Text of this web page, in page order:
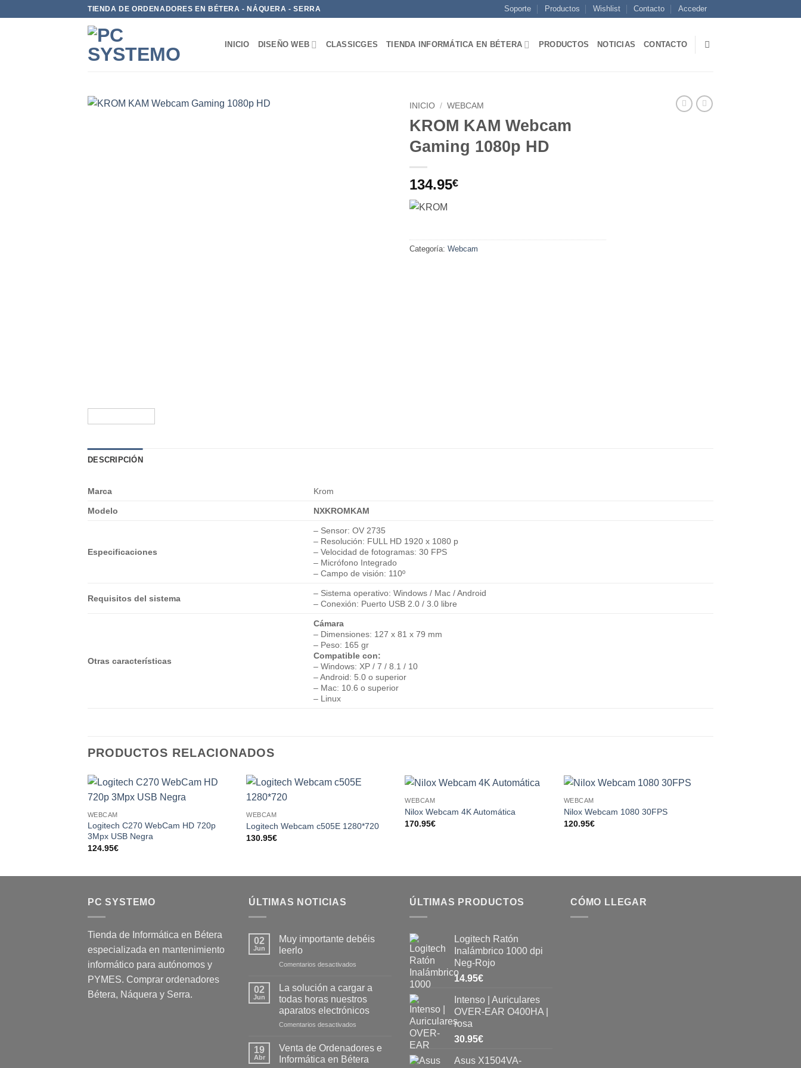
TIENDA DE ORDENADORES EN BÉTERA - NÁQUERA - SERRA Soporte Productos Wishlist Contacto Acceder
INICIO DISEÑO WEB CLASSICGES TIENDA INFORMÁTICA EN BÉTERA PRODUCTOS NOTICIAS CONTACTO
INICIO / WEBCAM
KROM KAM Webcam
Gaming 1080p HD
134.95€
Categoría: Webcam
DESCRIPCIÓN
Marca Krom
Modelo NXKROMKAM
Especificaciones
– Sensor: OV 2735
– Resolución: FULL HD 1920 x 1080 p
– Velocidad de fotogramas: 30 FPS
– Micrófono Integrado
– Campo de visión: 110º
Requisitos del sistema
– Sistema operativo: Windows / Mac / Android
– Conexión: Puerto USB 2.0 / 3.0 libre
Otras características
Cámara
– Dimensiones: 127 x 81 x 79 mm
– Peso: 165 gr
Compatible con:
– Windows: XP / 7 / 8.1 / 10
– Android: 5.0 o superior
– Mac: 10.6 o superior
– Linux
PRODUCTOS RELACIONADOS
WEBCAM
Logitech C270 WebCam HD 720p
3Mpx USB Negra
124.95€
WEBCAM
Logitech Webcam c505E 1280*720
130.95€
WEBCAM
Nilox Webcam 4K Automática
170.95€
WEBCAM
Nilox Webcam 1080 30FPS
120.95€
PC SYSTEMO
Tienda de Informática en Bétera
especializada en mantenimiento
informático para autónomos y
PYMES. Comprar ordenadores
Bétera, Náquera y Serra.
ÚLTIMAS NOTICIAS
02
Jun
Muy importante debéis
leerlo
Comentarios desactivados
02
Jun
La solución a cargar a
todas horas nuestros
aparatos electrónicos
Comentarios desactivados
19
Abr
Venta de Ordenadores e
Informática en Bétera
ÚLTIMAS PRODUCTOS
Logitech Ratón
Inalámbrico 1000 dpi
Neg-Rojo
14.95€
Intenso | Auriculares
OVER-EAR O400HA |
rosa
30.95€
Asus X1504VA-
CÓMO LLEGAR